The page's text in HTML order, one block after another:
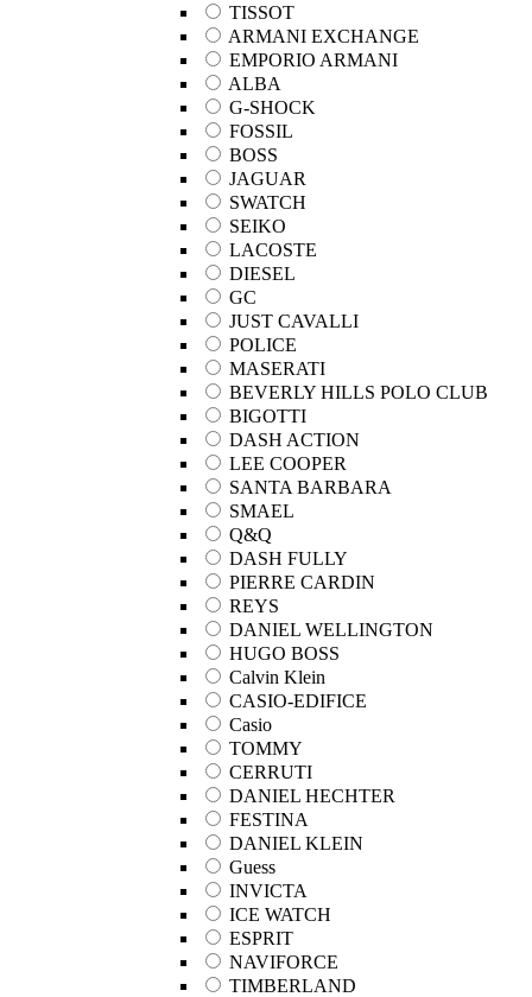
TISSOT
ARMANI EXCHANGE
EMPORIO ARMANI
ALBA
G-SHOCK
FOSSIL
BOSS
JAGUAR
SWATCH
SEIKO
LACOSTE
DIESEL
GC
JUST CAVALLI
POLICE
MASERATI
BEVERLY HILLS POLO CLUB
BIGOTTI
DASH ACTION
LEE COOPER
SANTA BARBARA
SMAEL
Q&Q
DASH FULLY
PIERRE CARDIN
REYS
DANIEL WELLINGTON
HUGO BOSS
Calvin Klein
CASIO-EDIFICE
Casio
TOMMY
CERRUTI
DANIEL HECHTER
FESTINA
DANIEL KLEIN
Guess
INVICTA
ICE WATCH
ESPRIT
NAVIFORCE
TIMBERLAND